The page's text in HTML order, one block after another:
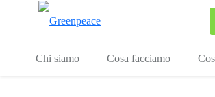
Chi siamo Cosa facciamo